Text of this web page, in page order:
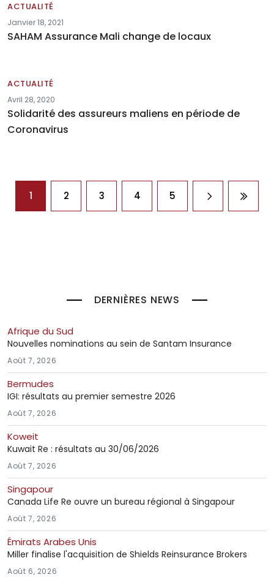
ACTUALITÉ
Janvier 18, 2021
SAHAM Assurance Mali change de locaux
ACTUALITÉ
Avril 28, 2020
Solidarité des assureurs maliens en période de
Coronavirus
Pagination
1 2 3 4 5 Page
DERNIÈRES NEWS
Afrique du Sud
Nouvelles nominations au sein de Santam Insurance
Août 7, 2026
Bermudes
IGI: résultats au premier semestre 2026
Août 7, 2026
Koweit
Kuwait Re : résultats au 30/06/2026
Août 7, 2026
Singapour
Canada Life Re ouvre un bureau régional à Singapour
Août 7, 2026
Émirats Arabes Unis
Miller finalise l'acquisition de Shields Reinsurance Brokers
Août 6, 2026